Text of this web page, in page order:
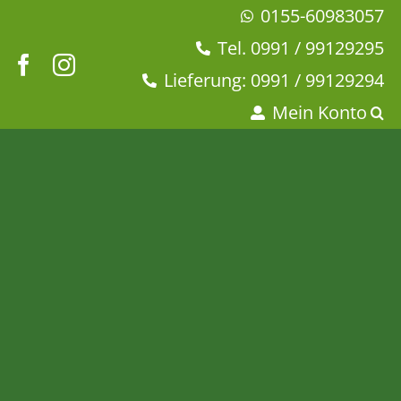
springen
0155-60983057
Tel. 0991 / 99129295
Lieferung: 0991 / 99129294
Mein Konto